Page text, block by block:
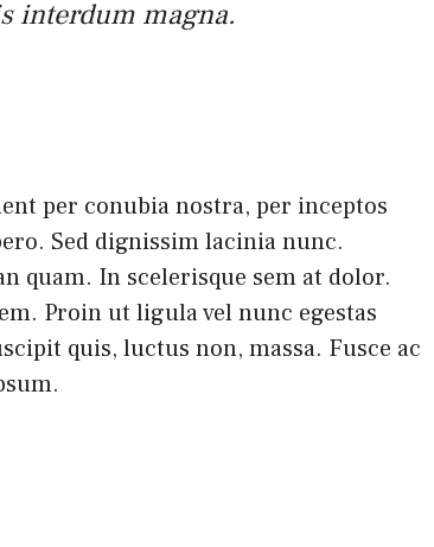
interdum magna.
per conubia nostra, per inceptos
Sed dignissim lacinia nunc.
quam. In scelerisque sem at dolor.
Proin ut ligula vel nunc egestas
quis, luctus non, massa. Fusce ac